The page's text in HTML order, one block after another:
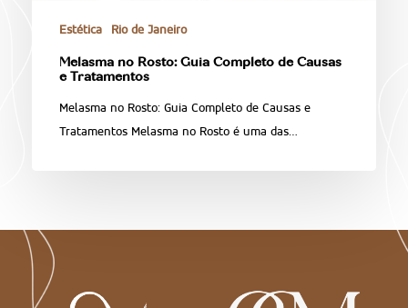
Estética Rio de Janeiro
Melasma no Rosto: Guia Completo de Causas
e Tratamentos
Melasma no Rosto: Guia Completo de Causas e
Tratamentos Melasma no Rosto é uma das…